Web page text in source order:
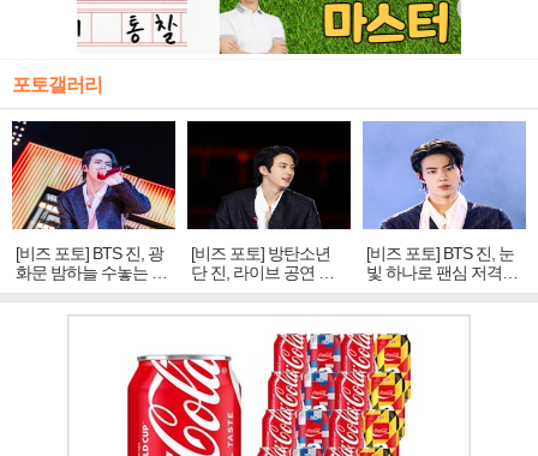
포토갤러리
[비즈 포토] BTS 진, 광
화문 밤하늘 수놓는 '비
주얼 킹'의 열창
[비즈 포토] 방탄소년
단 진, 라이브 공연 중
빛나는 독보적 아우라
[비즈 포토] BTS 진, 눈
빛 하나로 팬심 저격…
독보적 카리스마